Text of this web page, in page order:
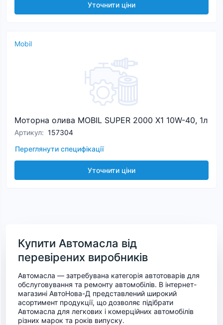
Уточнити ціни
Mobil
Моторна олива MOBIL SUPER 2000 Х1 10W-40, 1л
Артикул: 157304
Переглянути специфікації
Уточнити ціни
Купити Автомасла від
перевірених виробників
Автомасла — затребувана категорія автотоварів для
обслуговування та ремонту автомобілів. В інтернет-
магазині АвтоНова-Д представлений широкий
асортимент продукції, що дозволяє підібрати
Автомасла для легкових і комерційних автомобілів
різних марок та років випуску.